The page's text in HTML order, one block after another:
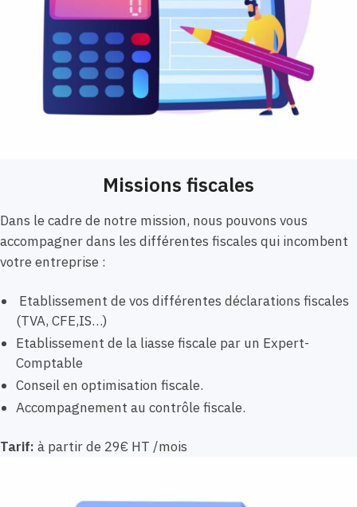
Missions fiscales
Dans le cadre de notre mission, nous pouvons vous
accompagner dans les différentes fiscales qui incombent
votre entreprise :
Etablissement de vos différentes déclarations fiscales
(TVA, CFE,IS…)
Etablissement de la liasse fiscale par un Expert-
Comptable
Conseil en optimisation fiscale.
Accompagnement au contrôle fiscale.
Tarif: à partir de 29€ HT /mois